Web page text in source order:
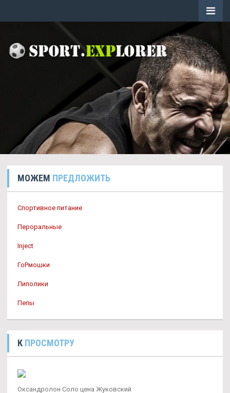
МОЖЕМ ПРЕДЛОЖИТЬ
Спортивное питание
Пероральные
Inject
ГоРмошки
Липолики
Пепы
К ПРОСМОТРУ
Оксандролон Соло цена Жуковский